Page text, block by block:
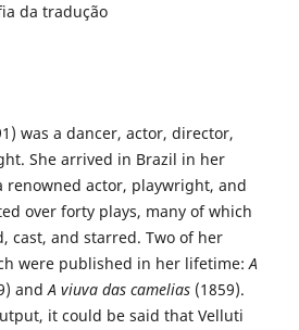
da tradução
was a dancer, actor, director,
She arrived in Brazil in her
renowned actor, playwright, and
over forty plays, many of which
cast, and starred. Two of her
were published in her lifetime:A
andA viuva das camelias(1859).
it could be said that Velluti